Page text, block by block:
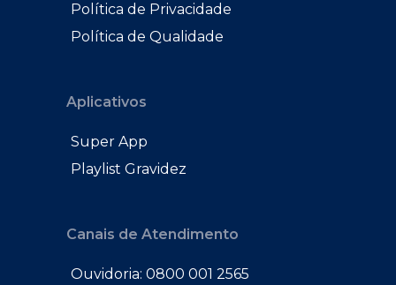
Política de Privacidade
Política de Qualidade
Aplicativos
Super App
Playlist Gravidez
Canais de Atendimento
Ouvidoria: 0800 001 2565